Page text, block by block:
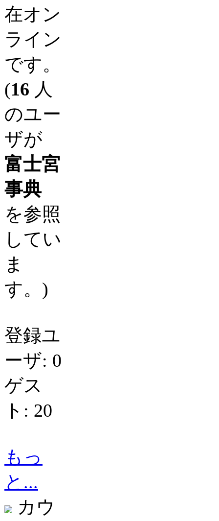
在オン
ライン
です。
(16 人
のユー
ザが
富士宮
事典
を参照
してい
ま
す。)
登録ユ
ーザ: 0
ゲス
ト: 20
もっ
と...
カウ